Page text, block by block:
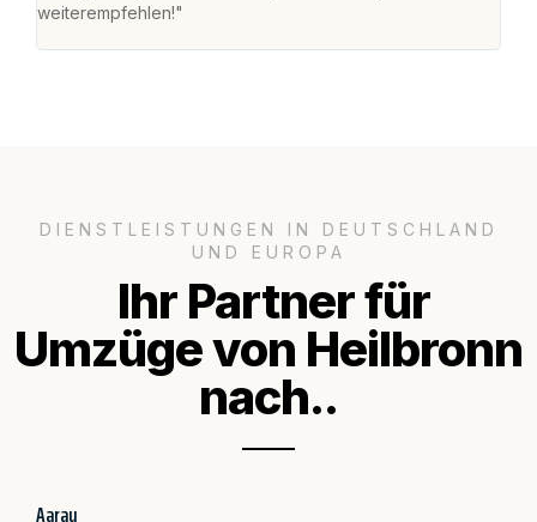
weiterempfehlen!"
DIENSTLEISTUNGEN IN DEUTSCHLAND
UND EUROPA
Ihr Partner für
Umzüge von Heilbronn
nach..
Aarau